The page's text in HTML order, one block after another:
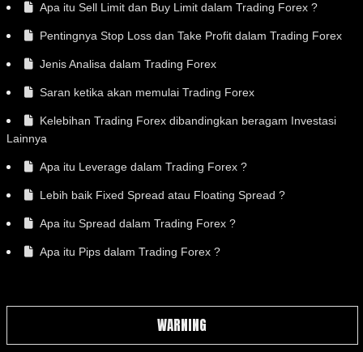
Apa itu Sell Limit dan Buy Limit dalam Trading Forex ?
Pentingnya Stop Loss dan Take Profit dalam Trading Forex
Jenis Analisa dalam Trading Forex
Saran ketika akan memulai Trading Forex
Kelebihan Trading Forex dibandingkan beragam Investasi
Lainnya
Apa itu Leverage dalam Trading Forex ?
Lebih baik Fixed Spread atau Floating Spread ?
Apa itu Spread dalam Trading Forex ?
Apa itu Pips dalam Trading Forex ?
WARNING